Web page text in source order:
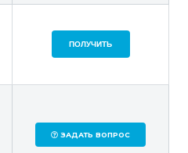
ПОЛУЧИТЬ
ЗАДАТЬ ВОПРОС